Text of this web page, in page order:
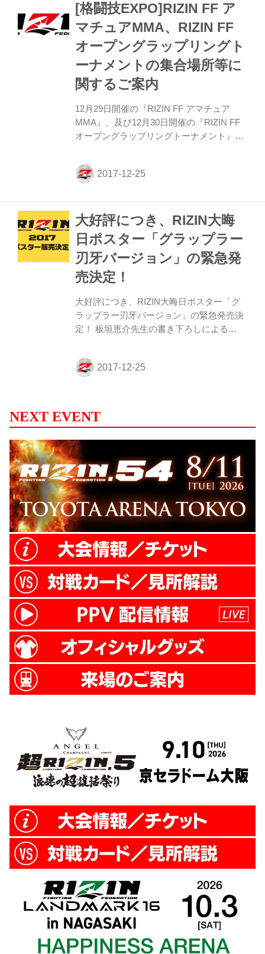
さい。
[格闘技EXPO]RIZIN FF ア
マチュアMMA、RIZIN FF
オープングラップリングト
ーナメントの集合場所等に
関するご案内
12月29日開催の『RIZIN FF アマチュア
MMA』、及び12月30日開催の『RIZIN FF
オープングラップリングトーナメント』の
す。 参加される方については、本内容をご
確認いただき時間までにお越しいただけま
29日 10時30分 場所：さいたまスーパーア
リーナ Cゲート ※ コスチューム、ファー
ルカップ、マウスピース を持参の上お集ま
り下さい。 試合開始 12月29日 11:00〜
RIZIN FF オープングラップリングトーナメ
ント 2017 ...
大好評につき、RIZIN大晦
日ポスター「グラップラー
刃牙バージョン」の緊急発
売決定！
大好評につき、RIZIN大晦日ポスター「グ
ラップラー刃牙バージョン」の緊急発売決
定！ 板垣恵介先生の書き下ろしによる
バージョン」の緊急発売がこの度決定し
た。 部屋やお店、ジムに飾り、刃牙の勇壮
ット販売される予定だ（今回の刃牙バージ
ョンを含む、4月大会、7月大会、10月大会
の４枚）。 会場での発売になるので、この
チャンスを見逃すな！ 4大会セット販売
3,000円 刃牙ポスター(単品) 1,500円
NEXT EVENT